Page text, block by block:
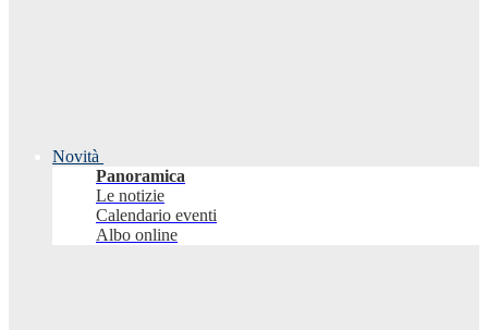
Novità
Panoramica
Le notizie
Calendario eventi
Albo online